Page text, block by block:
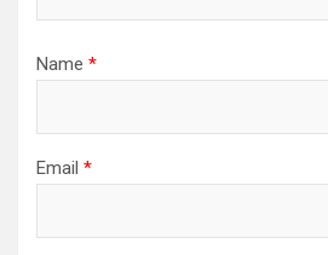
Name *
Email *